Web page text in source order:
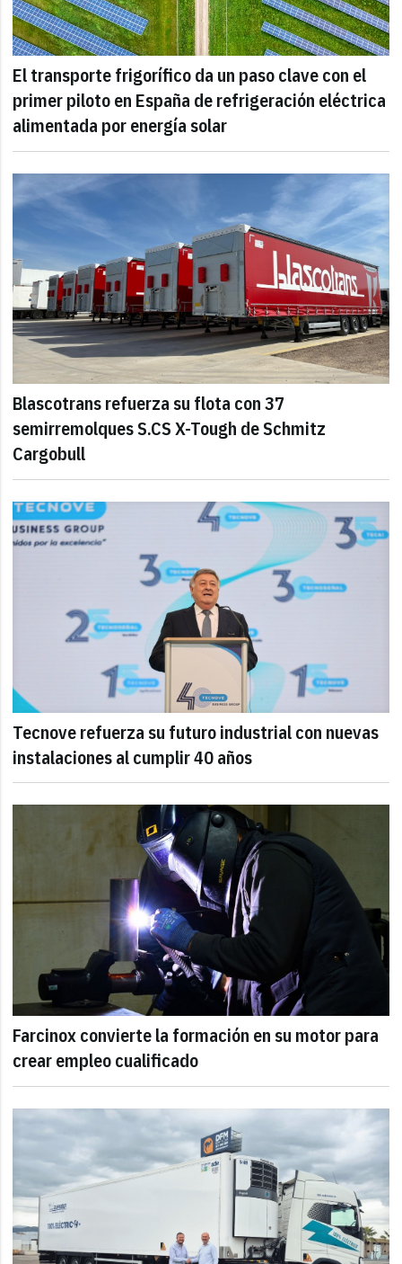
El transporte frigorífico da un paso clave con el
primer piloto en España de refrigeración eléctrica
alimentada por energía solar
Blascotrans refuerza su flota con 37
semirremolques S.CS X-Tough de Schmitz
Cargobull
Tecnove refuerza su futuro industrial con nuevas
instalaciones al cumplir 40 años
Farcinox convierte la formación en su motor para
crear empleo cualificado